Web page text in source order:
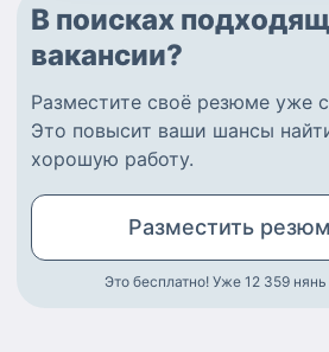
В поисках
вакансии?
Разместите своё резюме уже
Это повысит ваши шансы
хорошую работу.
Разместить
Это бесплатно! Уже 12 359